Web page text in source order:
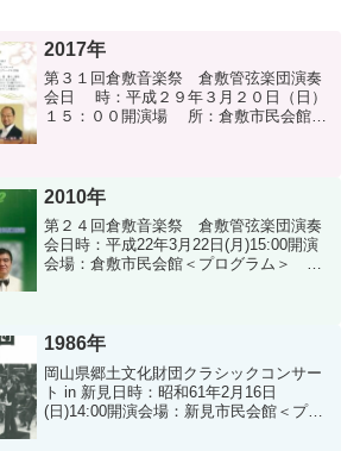
2017年
第３１回倉敷音楽祭 倉敷管弦楽団演奏
会日 時：平成２９年３月２０日（日）
１５：００開演場 所：倉敷市民会館＜
プティーク ...
2010年
第２４回倉敷音楽祭 倉敷管弦楽団演奏
会日時：平成22年3月22日(月)15:00開演
会場：倉敷市民会館＜プログラム＞
ャポニズム（...
1986年
岡山県郷土文化財団クラシックコンサー
ト in 新見日時：昭和61年2月16日
(日)14:00開演会場：新見市民会館＜プロ